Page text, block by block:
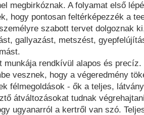
megbirkóznak. A folyamat első
hogy pontosan feltérképezzék a
szabott tervet dolgoznak
gallyazást, metszést,
munkája rendkívül alapos és
vesznek, hogy a végeredmény
félmegoldások - ők a teljes,
átváltozásokat tudnak
ugyanarról a kertről van szó.